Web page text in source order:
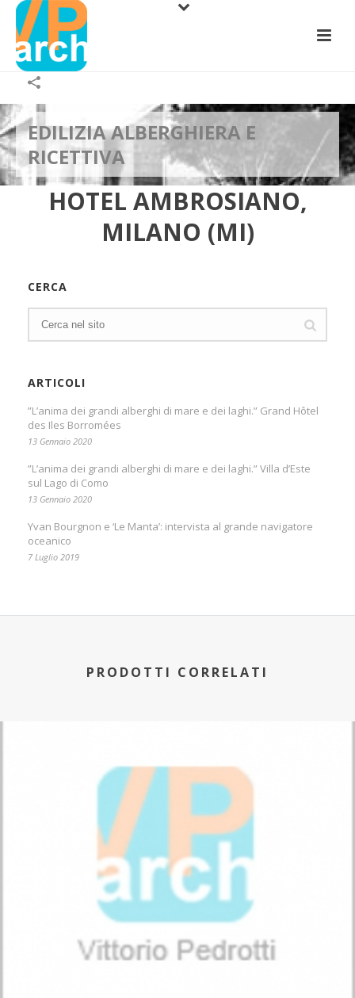
EDILIZIA ALBERGHIERA E
RICETTIVA
HOTEL AMBROSIANO,
MILANO (MI)
CERCA
ARTICOLI
”L’anima dei grandi alberghi di mare e dei laghi.” Grand Hôtel
des Iles Borromées
13 Gennaio 2020
”L’anima dei grandi alberghi di mare e dei laghi.” Villa d’Este
sul Lago di Como
13 Gennaio 2020
Yvan Bourgnon e ‘Le Manta’: intervista al grande navigatore
oceanico
7 Luglio 2019
PRODOTTI CORRELATI